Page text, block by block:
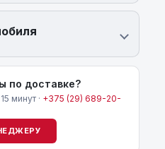
по доставке?
минут · +375 (29) 689-20-